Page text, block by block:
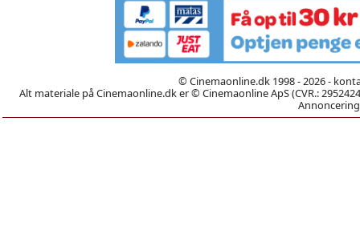
© Cinemaonline.dk 1998 - 2026 -
Alt materiale på Cinemaonline.dk er © Cinemaonline ApS (CVR.: